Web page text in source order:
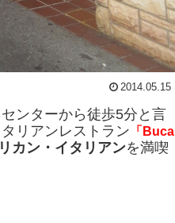
2014.05.15
ンターから徒歩5分と言
リアンレストラン 「Buca
カン・イタリアンを満喫